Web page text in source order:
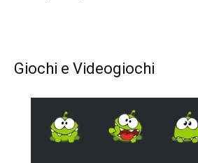
Giochi e Videogiochi